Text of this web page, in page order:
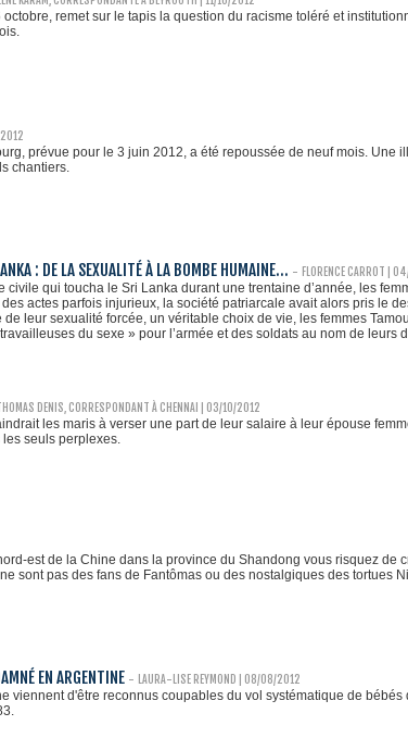
remet sur le tapis la question du racisme toléré et
prévue pour le 3 juin 2012, a été repoussée de neuf mois. Une
chantiers.
: DE LA SEXUALITÉ À LA BOMBE HUMAINE… - FLORENCE CARROT |
qui toucha le Sri Lanka durant une trentaine d’année, les
actes parfois injurieux, la société patriarcale avait alors pris le
leur sexualité forcée, un véritable choix de vie, les femmes
du sexe » pour l’armée et des soldats au nom de leurs
DENIS, CORRESPONDANT À CHENNAI | 03/10/2012
les maris à verser une part de leur salaire à leur épouse
seuls perplexes.
est de la Chine dans la province du Shandong vous risquez de
sont pas des fans de Fantômas ou des nostalgiques des tortues
EN ARGENTINE - LAURA-LISE REYMOND | 08/08/2012
viennent d'être reconnus coupables du vol systématique de bébés